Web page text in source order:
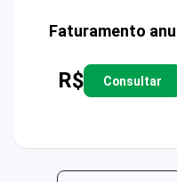
Faturamento
R$ Consultar